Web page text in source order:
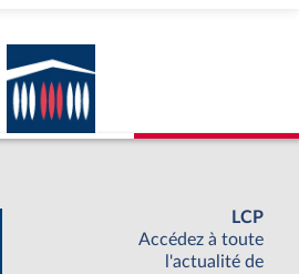
LCP
Accédez à toute
l'actualité de